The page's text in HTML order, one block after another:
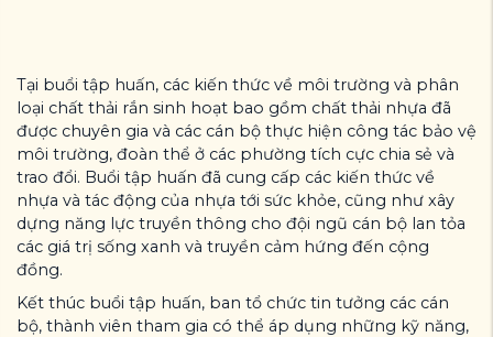
Tại buổi tập huấn, các kiến thức về môi trường và phân
loại chất thải rắn sinh hoạt bao gồm chất thải nhựa đã
được chuyên gia và các cán bộ thực hiện công tác bảo vệ
môi trường, đoàn thể ở các phường tích cực chia sẻ và
trao đổi. Buổi tập huấn đã cung cấp các kiến thức về
nhựa và tác động của nhựa tới sức khỏe, cũng như xây
dựng năng lực truyền thông cho đội ngũ cán bộ lan tỏa
các giá trị sống xanh và truyền cảm hứng đến cộng
đồng.
Kết thúc buổi tập huấn, ban tổ chức tin tưởng các cán
bộ, thành viên tham gia có thể áp dụng những kỹ năng,